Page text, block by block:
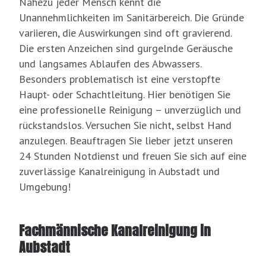
Unannehmlichkeiten im Sanitärbereich. Die Gründe
variieren, die Auswirkungen sind oft gravierend.
Die ersten Anzeichen sind gurgelnde Geräusche
und langsames Ablaufen des Abwassers.
Besonders problematisch ist eine verstopfte
Haupt- oder Schachtleitung. Hier benötigen Sie
eine professionelle Reinigung – unverzüglich und
rückstandslos. Versuchen Sie nicht, selbst Hand
anzulegen. Beauftragen Sie lieber jetzt unseren
24 Stunden Notdienst und freuen Sie sich auf eine
zuverlässige Kanalreinigung in Aubstadt und
Umgebung!
Fachmännische Kanalreinigung in
Aubstadt